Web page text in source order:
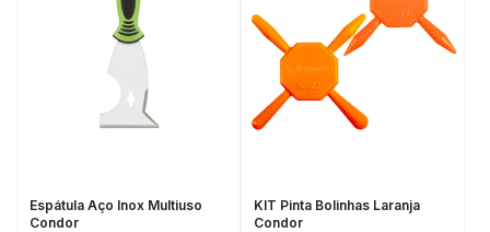
Espátula Aço Inox Multiuso
Condor
KIT Pinta Bolinhas Laranja
Condor